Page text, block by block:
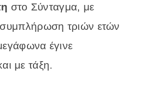
στο Σύνταγμα, με
συμπλήρωση τριών ετών
έγινε
με τάξη.